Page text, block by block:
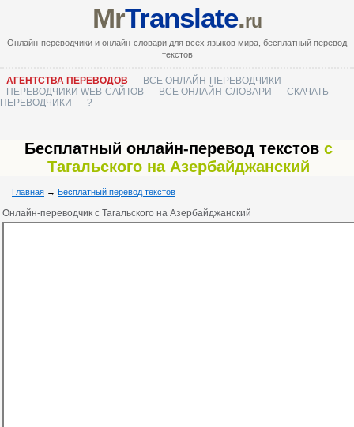
MrTranslate.ru
Онлайн-переводчики и онлайн-словари для всех языков мира, бесплатный перевод
текстов
АГЕНТСТВА ПЕРЕВОДОВ
ВСЕ ОНЛАЙН-ПЕРЕВОДЧИКИ
ПЕРЕВОДЧИКИ WEB-САЙТОВ
ВСЕ ОНЛАЙН-СЛОВАРИ
СКАЧАТЬ
ПЕРЕВОДЧИКИ
?
Бесплатный онлайн-перевод текстов с
Тагальского на Азербайджанский
Главная → Бесплатный перевод текстов
Онлайн-переводчик с Тагальского на Азербайджанский